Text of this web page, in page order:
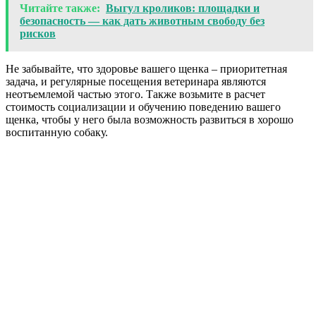
Читайте также: Выгул кроликов: площадки и
безопасность — как дать животным свободу без
рисков
Не забывайте, что здоровье вашего щенка – приоритетная
задача, и регулярные посещения ветеринара являются
неотъемлемой частью этого. Также возьмите в расчет
стоимость социализации и обучению поведению вашего
щенка, чтобы у него была возможность развиться в хорошо
воспитанную собаку.